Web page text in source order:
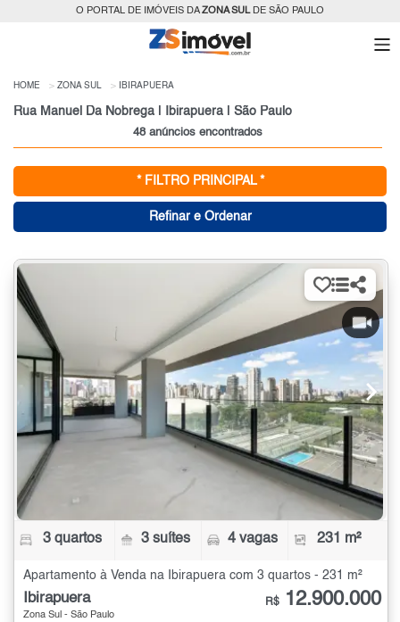
O PORTAL DE IMÓVEIS DAZONA SULDE SÃO PAULO
HOME ZONA SUL IBIRAPUERA
Rua Manuel Da Nobrega | Ibirapuera | São Paulo
48 anúncios encontrados
* FILTRO PRINCIPAL *
Refinar e Ordenar
3 quartos 3 suítes 4 vagas 231 m²
Apartamento à Venda na Ibirapuera com 3 quartos - 231 m²
Ibirapuera
Zona Sul - São Paulo
R$ 12.900.000